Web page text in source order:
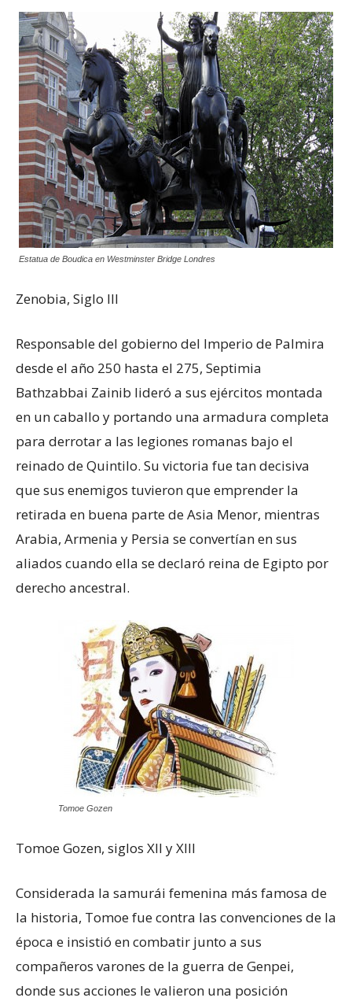
Estatua de Boudica en Westminster Bridge Londres
Zenobia, Siglo III
Responsable del gobierno del Imperio de Palmira
desde el año 250 hasta el 275, Septimia
Bathzabbai Zainib lideró a sus ejércitos montada
en un caballo y portando una armadura completa
para derrotar a las legiones romanas bajo el
reinado de Quintilo. Su victoria fue tan decisiva
que sus enemigos tuvieron que emprender la
retirada en buena parte de Asia Menor, mientras
Arabia, Armenia y Persia se convertían en sus
aliados cuando ella se declaró reina de Egipto por
derecho ancestral.
Tomoe Gozen
Tomoe Gozen, siglos XII y XIII
Considerada la samurái femenina más famosa de
la historia, Tomoe fue contra las convenciones de la
época e insistió en combatir junto a sus
compañeros varones de la guerra de Genpei,
donde sus acciones le valieron una posición